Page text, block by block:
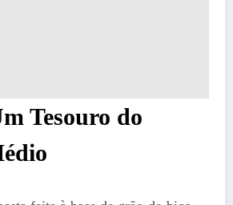
Tesouro do